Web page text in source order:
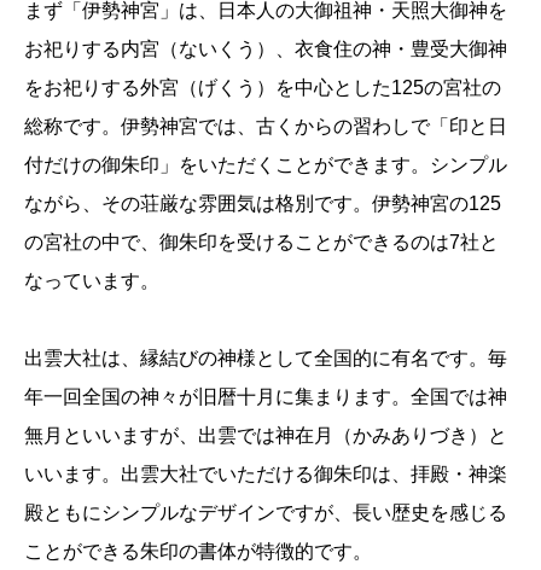
まず「伊勢神宮」は、日本人の大御祖神・天照大御神を
お祀りする内宮（ないくう）、衣食住の神・豊受大御神
をお祀りする外宮（げくう）を中心とした125の宮社の
総称です。伊勢神宮では、古くからの習わしで「印と日
付だけの御朱印」をいただくことができます。シンプル
ながら、その荘厳な雰囲気は格別です。伊勢神宮の125
の宮社の中で、御朱印を受けることができるのは7社と
なっています。
出雲大社は、縁結びの神様として全国的に有名です。毎
年一回全国の神々が旧暦十月に集まります。全国では神
無月といいますが、出雲では神在月（かみありづき）と
いいます。出雲大社でいただける御朱印は、拝殿・神楽
殿ともにシンプルなデザインですが、長い歴史を感じる
ことができる朱印の書体が特徴的です。